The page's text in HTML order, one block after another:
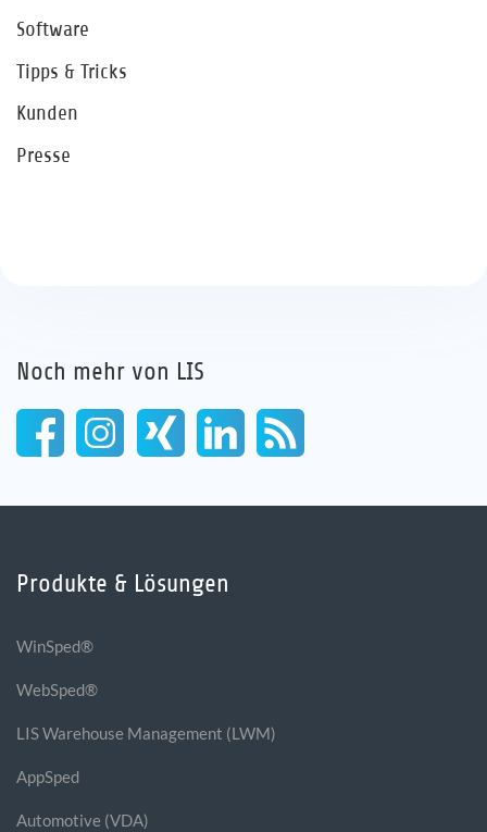
Software
Tipps & Tricks
Kunden
Presse
Noch mehr von LIS
Produkte & Lösungen
WinSped®
WebSped®
LIS Warehouse Management (LWM)
AppSped
Automotive (VDA)